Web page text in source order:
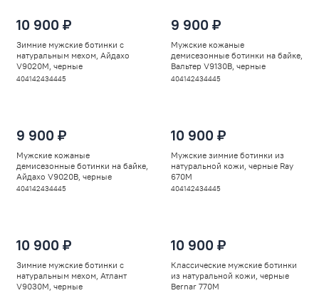
10 900 ₽
Зимние мужские ботинки с
натуральным мехом, Айдахо
V9020M, черные
404142434445
9 900 ₽
Мужские кожаные
демисезонные ботинки на байке,
Вальтер V9130B, черные
404142434445
9 900 ₽
Мужские кожаные
демисезонные ботинки на байке,
Айдахо V9020B, черные
404142434445
10 900 ₽
Мужские зимние ботинки из
натуральной кожи, черные Ray
670M
404142434445
10 900 ₽
Зимние мужские ботинки с
натуральным мехом, Атлант
V9030M, черные
10 900 ₽
Классические мужские ботинки
из натуральной кожи, черные
Bernar 770M